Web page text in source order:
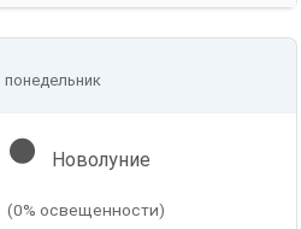
понедельник
🌑 Новолуние
(0% освещенности)